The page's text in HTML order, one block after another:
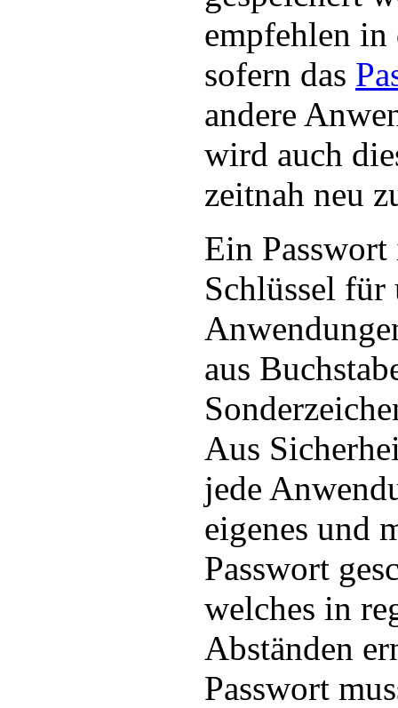
empfehlen
sofern das
andere
wird auch
zeitnah neu
Ein
Schlüssel für
aus
Aus
jede
eigenes und
Passwort
welches in
Abständen
Passwort